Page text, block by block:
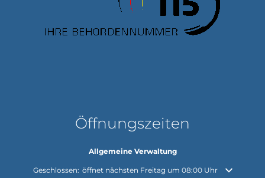
Öffnungszeiten
Allgemeine Verwaltung
Klicken, um weitere Öffnungs- oder Schließzeiten auszublenden
Geschlossen: öffnet nächsten Freitag um 08:00 Uhr